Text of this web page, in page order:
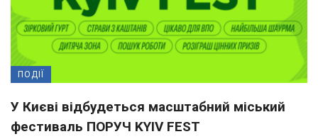
ПОДІЇ
У Києві відбудеться масштабний міський
фестиваль ПОРУЧ KYIV FEST